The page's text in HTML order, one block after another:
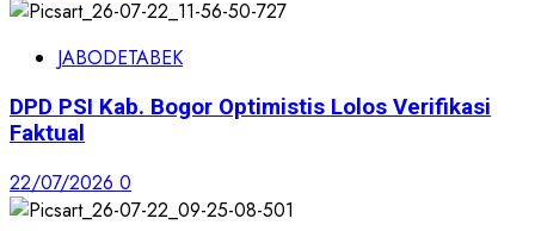
JABODETABEK
DPD PSI Kab. Bogor Optimistis Lolos Verifikasi
Faktual
22/07/2026 0